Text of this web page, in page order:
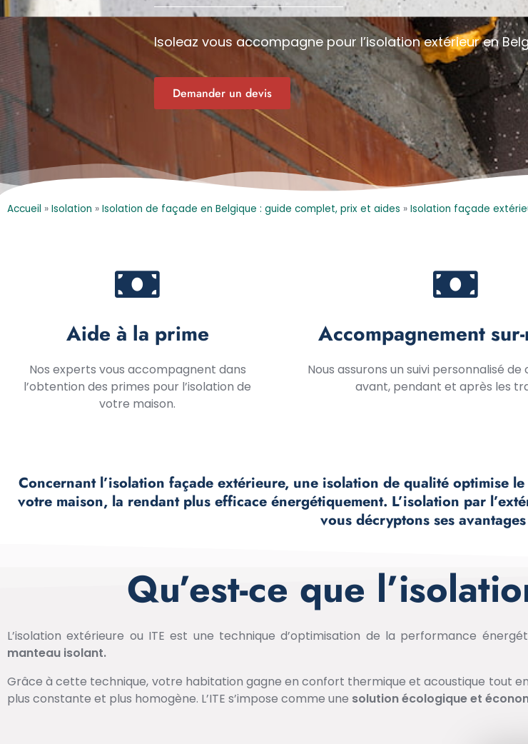
Isoleaz vous accompagne pour l’isolation extérieur en
Demander un devis
Accueil » Isolation » Isolation de façade en Belgique : guide complet, prix et aides » Isolation façade
Aide à la prime
Nos experts vous accompagnent dans
l’obtention des primes pour l’isolation de
votre maison.
Accompagnement
Nous assurons un suivi personnalisé
avant, pendant et après les
Concernant l’isolation façade extérieure, une isolation de qualité optimise
votre maison, la rendant plus efficace énergétiquement. L’isolation par
vous décryptons ses
Qu’est-ce que
L’isolation extérieure ou ITE est une technique d’optimisation de la performance
manteau isolant.
Grâce à cette technique, votre habitation gagne en confort thermique et acoustique tout
plus constante et plus homogène. L’ITE s’impose comme une solution écologique et